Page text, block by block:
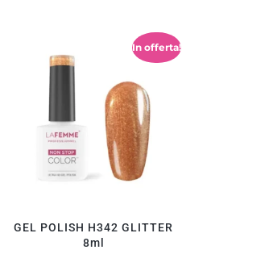
In offerta!
GEL POLISH H342 GLITTER
8ml